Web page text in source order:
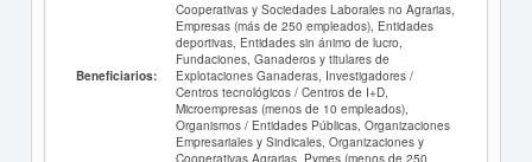
Beneficiarios:
Cooperativas y Sociedades Laborales no Agrarias,
Empresas (más de 250 empleados), Entidades
deportivas, Entidades sin ánimo de lucro,
Fundaciones, Ganaderos y titulares de
Explotaciones Ganaderas, Investigadores /
Centros tecnológicos / Centros de I+D,
Microempresas (menos de 10 empleados),
Organismos / Entidades Públicas, Organizaciones
Empresariales y Sindicales, Organizaciones y
Cooperativas Agrarias, Pymes (menos de 250